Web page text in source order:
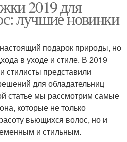
2019 для
лучшие новинки
подарок природы, но
в уходе и стиле. В 2019
стилисты представили
для обладательниц
статье мы рассмотрим самые
которые не только
вьющихся волос, но и
и стильным.